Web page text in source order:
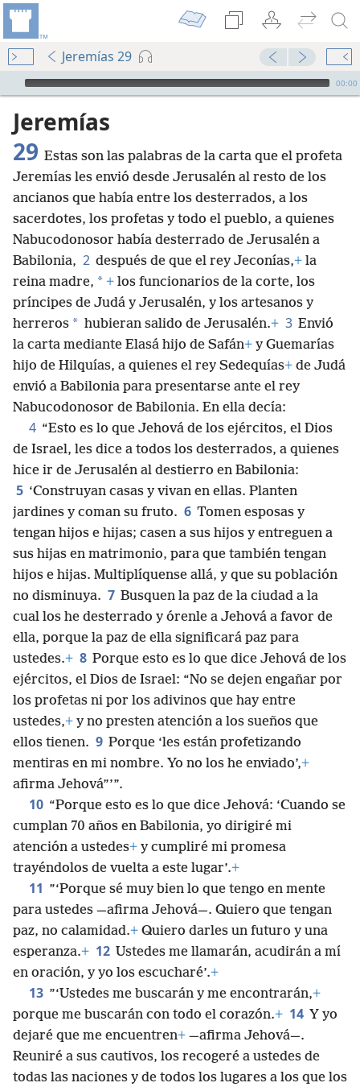
Jeremías 29
Audio Player
00:00
Jeremías
29 Estas son las palabras de la carta que el profeta
Jeremías les envió desde Jerusalén al resto de los
ancianos que había entre los desterrados, a los
sacerdotes, los profetas y todo el pueblo, a quienes
Nabucodonosor había desterrado de Jerusalén a
Babilonia, 2 después de que el rey Jeconías,+ la
reina madre, * + los funcionarios de la corte, los
príncipes de Judá y Jerusalén, y los artesanos y
herreros * hubieran salido de Jerusalén.+ 3 Envió
la carta mediante Elasá hijo de Safán+ y Guemarías
hijo de Hilquías, a quienes el rey Sedequías+ de Judá
envió a Babilonia para presentarse ante el rey
Nabucodonosor de Babilonia. En ella decía:
4 “Esto es lo que Jehová de los ejércitos, el Dios
de Israel, les dice a todos los desterrados, a quienes
hice ir de Jerusalén al destierro en Babilonia:
5 ‘Construyan casas y vivan en ellas. Planten
jardines y coman su fruto. 6 Tomen esposas y
tengan hijos e hijas; casen a sus hijos y entreguen a
sus hijas en matrimonio, para que también tengan
hijos e hijas. Multiplíquense allá, y que su población
no disminuya. 7 Busquen la paz de la ciudad a la
cual los he desterrado y órenle a Jehová a favor de
ella, porque la paz de ella significará paz para
ustedes.+ 8 Porque esto es lo que dice Jehová de los
ejércitos, el Dios de Israel: “No se dejen engañar por
los profetas ni por los adivinos que hay entre
ustedes,+ y no presten atención a los sueños que
ellos tienen. 9 Porque ‘les están profetizando
mentiras en mi nombre. Yo no los he enviado’,+
afirma Jehová”’”.
10 “Porque esto es lo que dice Jehová: ‘Cuando se
cumplan 70 años en Babilonia, yo dirigiré mi
atención a ustedes+ y cumpliré mi promesa
trayéndolos de vuelta a este lugar’.+
11 ”‘Porque sé muy bien lo que tengo en mente
para ustedes —afirma Jehová—. Quiero que tengan
paz, no calamidad.+ Quiero darles un futuro y una
esperanza.+ 12 Ustedes me llamarán, acudirán a mí
en oración, y yo los escucharé’.+
13 ”‘Ustedes me buscarán y me encontrarán,+
porque me buscarán con todo el corazón.+ 14 Y yo
dejaré que me encuentren+ —afirma Jehová—.
Reuniré a sus cautivos, los recogeré a ustedes de
todas las naciones y de todos los lugares a los que los